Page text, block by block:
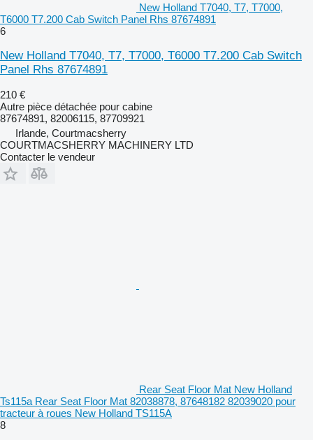
New Holland T7040, T7, T7000,
T6000 T7.200 Cab Switch Panel Rhs 87674891
6
New Holland T7040, T7, T7000, T6000 T7.200 Cab Switch
Panel Rhs 87674891
210 €
Autre pièce détachée pour cabine
87674891, 82006115, 87709921
Irlande, Courtmacsherry
COURTMACSHERRY MACHINERY LTD
Contacter le vendeur
Rear Seat Floor Mat New Holland
Ts115a Rear Seat Floor Mat 82038878, 87648182 82039020 pour
tracteur à roues New Holland TS115A
8